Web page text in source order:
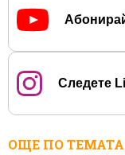
Следете
ОЩЕ ПО ТЕМАТА